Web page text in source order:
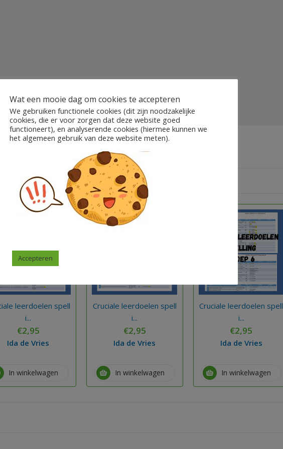
leerdoelen spell
i...
€2,95
Ida de Vries
In winkelwagen
Cruciale leerdoelen spell
i...
€2,95
Ida de Vries
In winkelwagen
Cruciale leerdoelen spell
i...
€2,95
Ida de Vries
In winkelwagen
Wat een mooie dag om cookies te accepteren
We gebruiken functionele cookies (dit zijn noodzakelijke
cookies, die er voor zorgen dat deze website goed
functioneert), en analyserende cookies (hiermee kunnen we
het algemeen gebruik van deze website meten).
Accepteren